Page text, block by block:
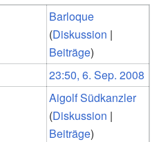
Barloque
(Diskussion |
Beiträge)
23:50, 6. Sep. 2008
Aigolf Südkanzler
(Diskussion |
Beiträge)